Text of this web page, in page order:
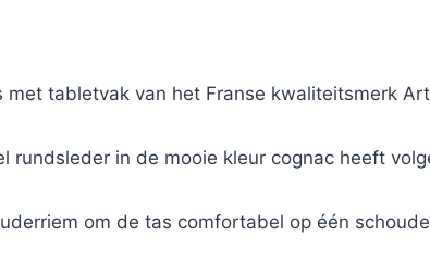
tabletvak van het Franse kwaliteitsmerk
rundsleder in de mooie kleur cognac heeft
om de tas comfortabel op één